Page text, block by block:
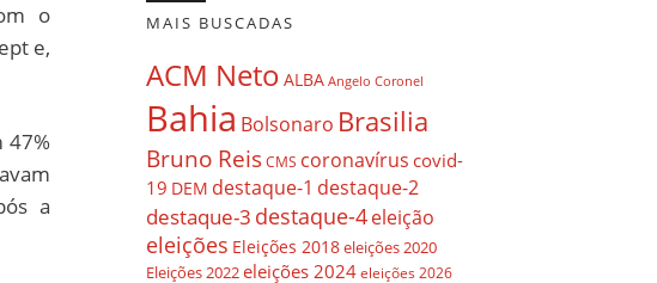
o
e,
47%
a
MAIS BUSCADAS
ACM Neto ALBA Angelo Coronel
Bahia Bolsonaro Brasilia
Bruno ReisCMS coronavírus covid-
19 DEM destaque-1 destaque-2
destaque-3 destaque-4eleição
eleições Eleições 2018eleições 2020
Eleições 2022eleições 2024 eleições 2026